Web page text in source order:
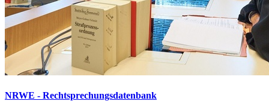
NRWE - Rechtsprechungs­datenbank